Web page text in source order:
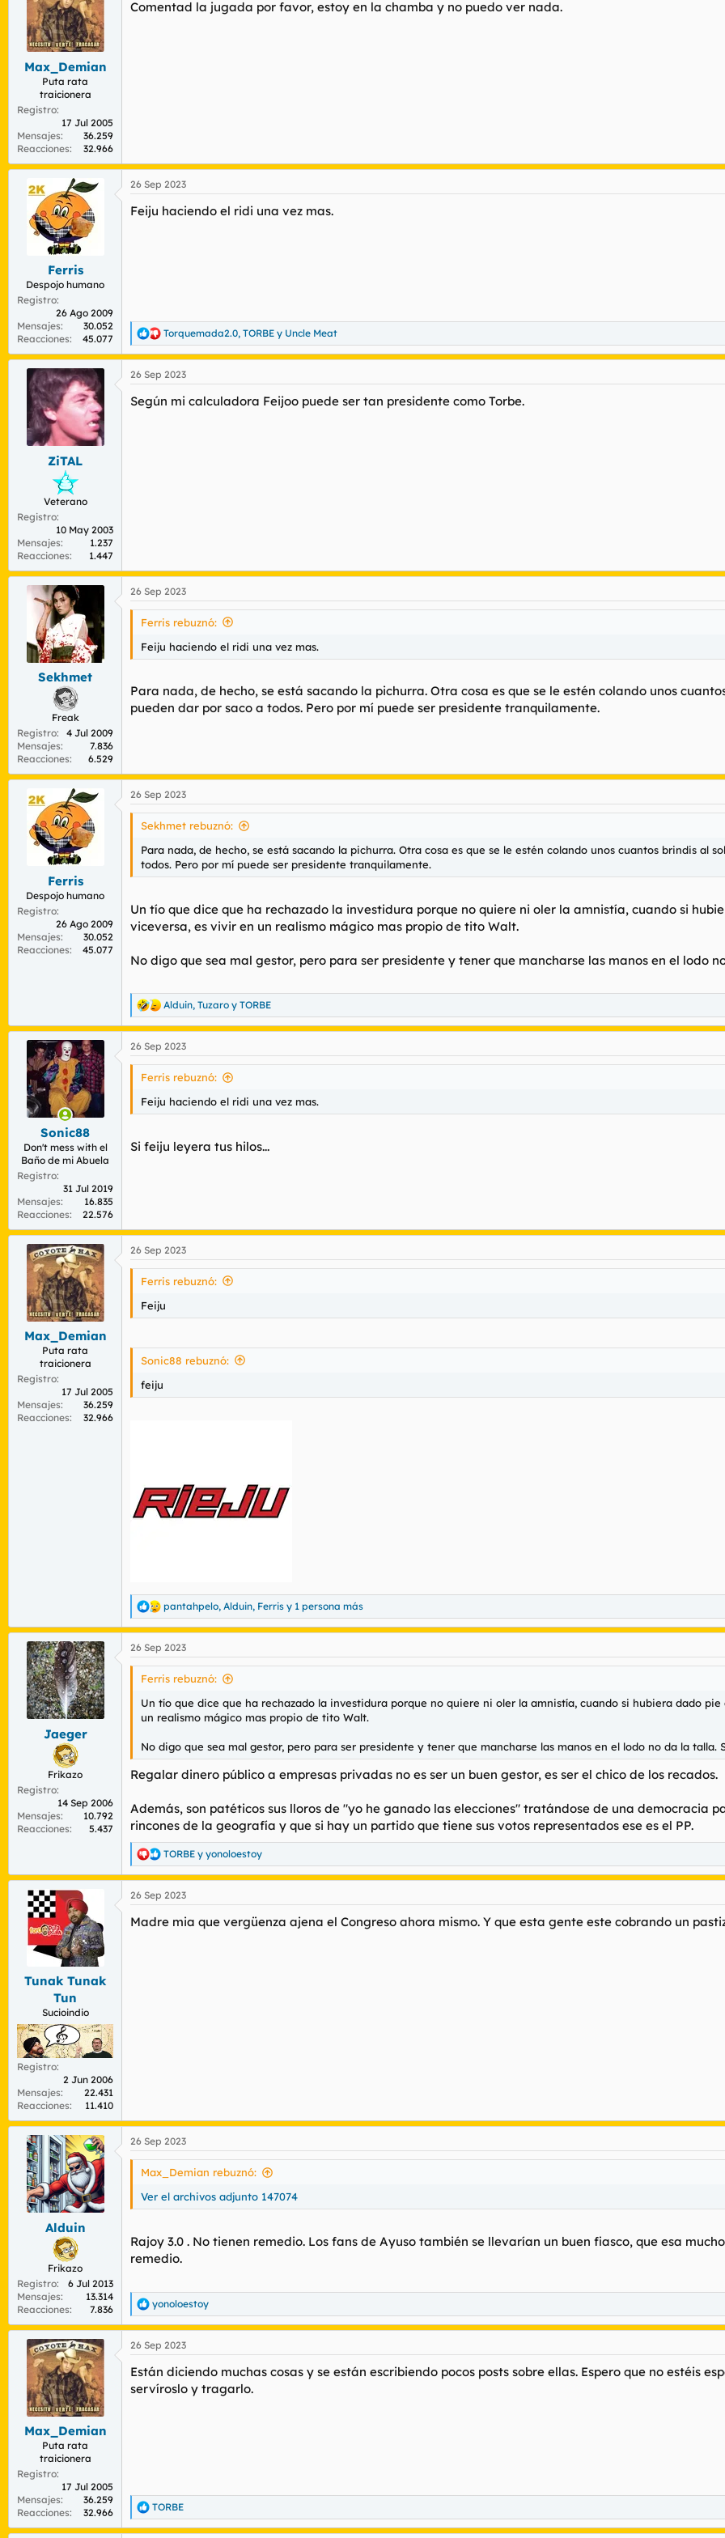
d
e
a
Max_Demian
Puta rata
traicionera
Registro
17 Jul 2005
Mensajes
36.259
Reacciones
32.966
Comentad la jugada por favor, estoy en la chamba y no puedo ver nada.
Ferris
Despojo humano
Registro
26 Ago 2009
Mensajes
30.052
Reacciones
45.077
26 Sep 2023
Feiju haciendo el ridi una vez mas.
R
e
a
c
i
Torquemada2.0, TORBE y Uncle Meat
ZiTAL
Veterano
Registro
10 May 2003
Mensajes
1.237
Reacciones
1.447
26 Sep 2023
Según mi calculadora Feijoo puede ser tan presidente como Torbe.
Sekhmet
Freak
Registro
4 Jul 2009
Mensajes
7.836
Reacciones
6.529
26 Sep 2023
Ferris rebuznó:
Feiju haciendo el ridi una vez mas.
Para nada, de hecho, se está sacando la pichurra. Otra cosa es que se le estén colando unos
pueden dar por saco a todos. Pero por mí puede ser presidente tranquilamente.
Ferris
Despojo humano
Registro
26 Ago 2009
Mensajes
30.052
Reacciones
45.077
26 Sep 2023
Sekhmet rebuznó:
Para nada, de hecho, se está sacando la pichurra. Otra cosa es que se le estén colando unos cuantos brindis al
todos. Pero por mí puede ser presidente tranquilamente.
Un tío que dice que ha rechazado la investidura porque no quiere ni oler la amnistía, cuando si
viceversa, es vivir en un realismo mágico mas propio de tito Walt.
No digo que sea mal gestor, pero para ser presidente y tener que mancharse las manos en el lodo
R
e
a
c
c
e
Alduin, Tuzaro y TORBE
Sonic88
Don't mess with el
Baño de mi Abuela
Registro
31 Jul 2019
Mensajes
16.835
Reacciones
22.576
26 Sep 2023
Ferris rebuznó:
Feiju haciendo el ridi una vez mas.
Si feiju leyera tus hilos...
Max_Demian
Puta rata
traicionera
Registro
17 Jul 2005
Mensajes
36.259
Reacciones
32.966
26 Sep 2023
Ferris rebuznó:
Feiju
Sonic88 rebuznó:
feiju
R
e
a
c
c
pantahpelo, Alduin, Ferris y 1 persona más
Jaeger
Frikazo
Registro
14 Sep 2006
Mensajes
10.792
Reacciones
5.437
26 Sep 2023
Ferris rebuznó:
Un tío que dice que ha rechazado la investidura porque no quiere ni oler la amnistía, cuando si hubiera dado
un realismo mágico mas propio de tito Walt.
No digo que sea mal gestor, pero para ser presidente y tener que mancharse las manos en el lodo no da la talla.
Regalar dinero público a empresas privadas no es ser un buen gestor, es ser el chico de los recados.
Además, son patéticos sus lloros de "yo he ganado las elecciones" tratándose de una democracia
rincones de la geografía y que si hay un partido que tiene sus votos representados ese es el PP.
R
e
a
c
i
TORBE y yonoloestoy
Tunak Tunak
Tun
Sucioindio
Registro
2 Jun 2006
Mensajes
22.431
Reacciones
11.410
26 Sep 2023
Madre mia que vergüenza ajena el Congreso ahora mismo. Y que esta gente este cobrando un
Alduin
Frikazo
Registro
6 Jul 2013
Mensajes
13.314
Reacciones
7.836
26 Sep 2023
Max_Demian rebuznó:
Ver el archivos adjunto 147074
Rajoy 3.0 . No tienen remedio. Los fans de Ayuso también se llevarían un buen fiasco, que esa
remedio.
R
e
a
c
i
o
yonoloestoy
Max_Demian
Puta rata
traicionera
Registro
17 Jul 2005
Mensajes
36.259
Reacciones
32.966
26 Sep 2023
Están diciendo muchas cosas y se están escribiendo pocos posts sobre ellas. Espero que no estéis
servíroslo y tragarlo.
R
e
TORBE